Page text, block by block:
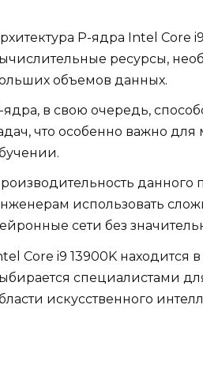
P-ядра Intel Core
ресурсы,
объемов данных.
ядра, в свою очередь,
что особенно важно
данного
использовать
сети без
Core i9 13900K находится
специалистами
искусственного